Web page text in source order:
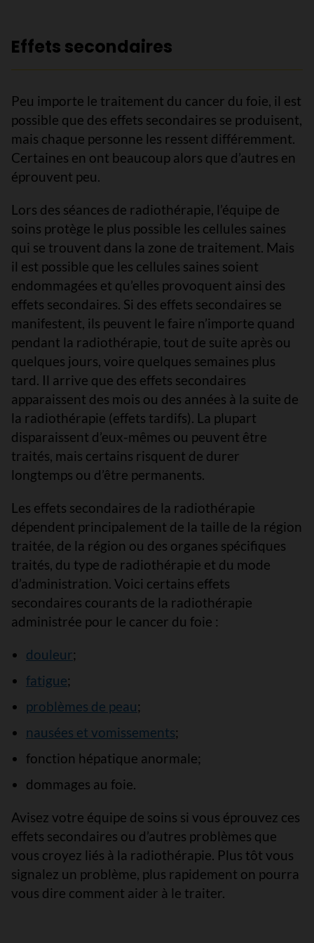
Effets secondaires
Peu importe le traitement du cancer du foie, il est
possible que des effets secondaires se produisent,
mais chaque personne les ressent différemment.
Certaines en ont beaucoup alors que d’autres en
éprouvent peu.
Lors des séances de radiothérapie, l’équipe de
soins protège le plus possible les cellules saines
qui se trouvent dans la zone de traitement. Mais
il est possible que les cellules saines soient
endommagées et qu’elles provoquent ainsi des
effets secondaires. Si des effets secondaires se
manifestent, ils peuvent le faire n’importe quand
pendant la radiothérapie, tout de suite après ou
quelques jours, voire quelques semaines plus
tard. Il arrive que des effets secondaires
apparaissent des mois ou des années à la suite de
la radiothérapie (effets tardifs). La plupart
disparaissent d’eux-mêmes ou peuvent être
traités, mais certains risquent de durer
longtemps ou d’être permanents.
Les effets secondaires de la radiothérapie
dépendent principalement de la taille de la région
traitée, de la région ou des organes spécifiques
traités, du type de radiothérapie et du mode
d’administration. Voici certains effets
secondaires courants de la radiothérapie
administrée pour le cancer du foie :
douleur;
fatigue;
problèmes de peau;
nausées et vomissements;
fonction hépatique anormale;
dommages au foie.
Avisez votre équipe de soins si vous éprouvez ces
effets secondaires ou d’autres problèmes que
vous croyez liés à la radiothérapie. Plus tôt vous
signalez un problème, plus rapidement on pourra
vous dire comment aider à le traiter.